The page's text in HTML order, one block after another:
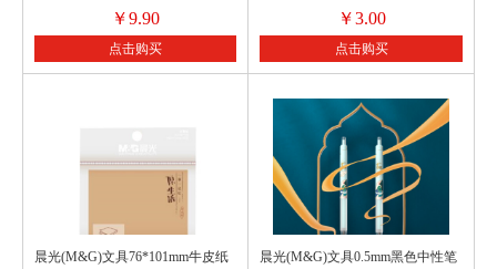
干耐用胶棒 办公用品 12个装
ASG97158
￥9.90
点击购买
优事贴便签本子 单本装花色随机
YS-214
￥3.00
点击购买
晨光(M&G)文具76*101mm牛皮纸
晨光(M&G)文具0.5mm黑色中性笔